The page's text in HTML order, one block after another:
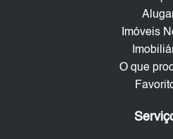
Imóveis
O que